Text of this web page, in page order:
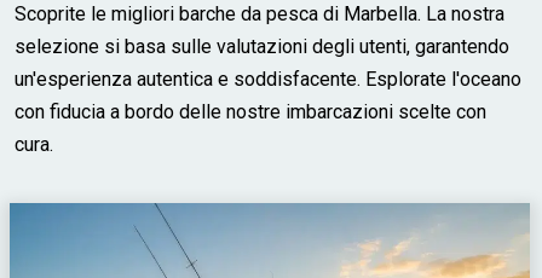
Scoprite le migliori barche da pesca di Marbella. La nostra
selezione si basa sulle valutazioni degli utenti, garantendo
un'esperienza autentica e soddisfacente. Esplorate l'oceano
con fiducia a bordo delle nostre imbarcazioni scelte con
cura.